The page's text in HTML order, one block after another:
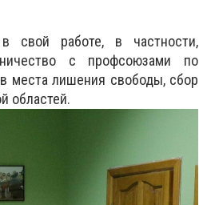
в свой работе, в частности,
с профсоюзами по
места лишения свободы, сбор
областей.